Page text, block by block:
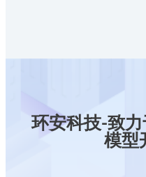
环安科技-致
模型